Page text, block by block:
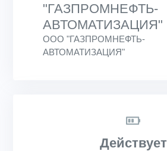
"ГАЗПРОМНЕФТЬ-
АВТОМАТИЗАЦИЯ"
ООО "ГАЗПРОМНЕФТЬ-
АВТОМАТИЗАЦИЯ"
Действует